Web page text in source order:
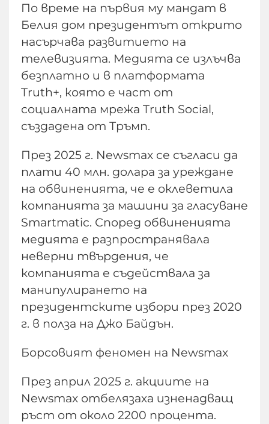
По време на първия му мандат в
Белия дом президентът открито
насърчава развитието на
телевизията. Медията се излъчва
безплатно и в платформата
Truth+, която е част от
социалната мрежа Truth Social,
създадена от Тръмп.
През 2025 г. Newsmax се съгласи да
плати 40 млн. долара за уреждане
на обвиненията, че е оклеветила
компанията за машини за гласуване
Smartmatic. Според обвиненията
медията е разпространявала
неверни твърдения, че
компанията е съдействала за
манипулирането на
президентските избори през 2020
г. в полза на Джо Байдън.
Борсовият феномен на Newsmax
През април 2025 г. акциите на
Newsmax отбелязаха изненадващ
ръст от около 2200 процента.